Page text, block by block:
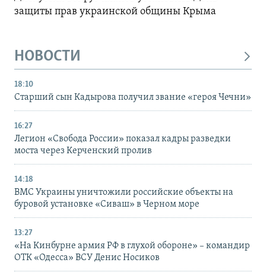
защиты прав украинской общины Крыма
НОВОСТИ
18:10
Старший сын Кадырова получил звание «героя Чечни»
16:27
Легион «Свобода России» показал кадры разведки
моста через Керченский пролив
14:18
ВМС Украины уничтожили российские объекты на
буровой установке «Сиваш» в Черном море
13:27
«На Кинбурне армия РФ в глухой обороне» – командир
ОТК «Одесса» ВСУ Денис Носиков